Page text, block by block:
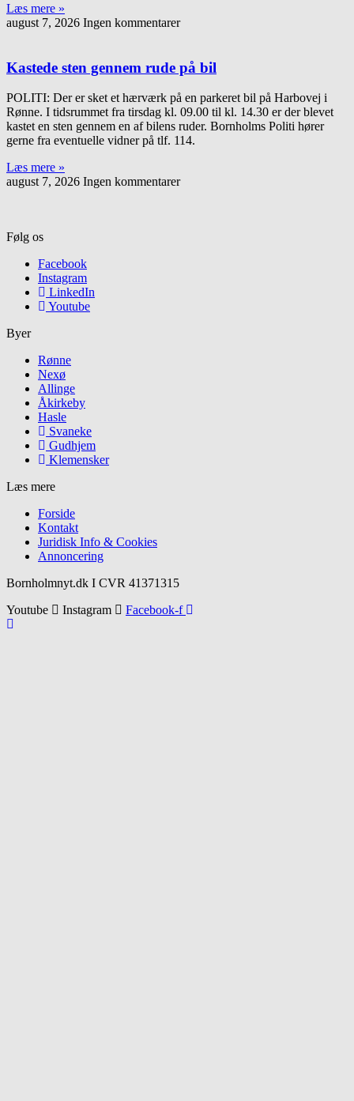
Læs mere »
august 7, 2026 Ingen kommentarer
Kastede sten gennem rude på bil
POLITI: Der er sket et hærværk på en parkeret bil på Harbovej i
Rønne. I tidsrummet fra tirsdag kl. 09.00 til kl. 14.30 er der blevet
kastet en sten gennem en af bilens ruder. Bornholms Politi hører
gerne fra eventuelle vidner på tlf. 114.
Læs mere »
august 7, 2026 Ingen kommentarer
Følg os
Facebook
Instagram
LinkedIn
Youtube
Byer
Rønne
Nexø
Allinge
Åkirkeby
Hasle
Svaneke
Gudhjem
Klemensker
Læs mere
Forside
Kontakt
Juridisk Info & Cookies​
Annoncering
Bornholmnyt.dk I CVR 41371315
Youtube
Instagram Facebook-f